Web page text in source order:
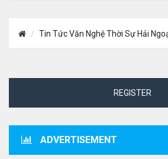
Tin Tức Văn Nghệ Thời Sự Hải
REGISTER
ADVERTISEMENT